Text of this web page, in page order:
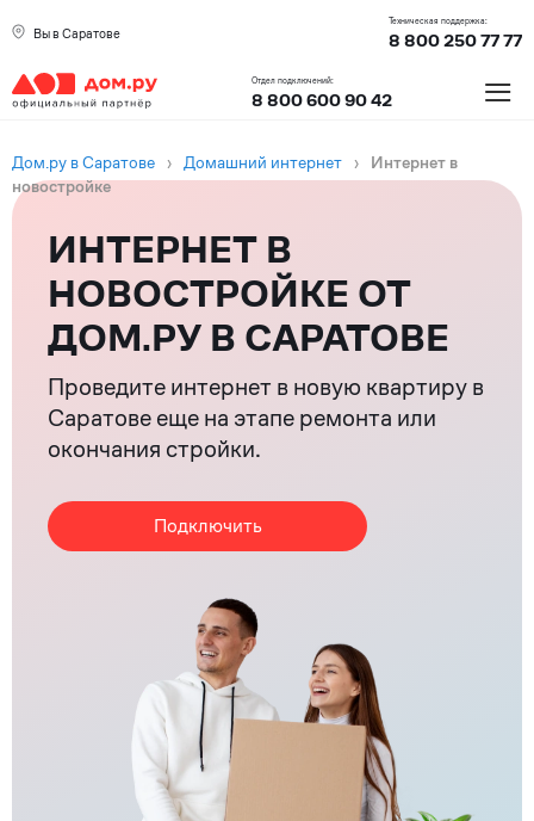
Вы в Саратове
Техническая поддержка:
8 800 250 77 77
Отдел подключений:
8 800 600 90 42 ≡
Дом.ру в Саратове › Домашний интернет ›
Интернет в
новостройке
ИНТЕРНЕТ В
НОВОСТРОЙКЕ ОТ
ДОМ.РУ В САРАТОВЕ
Проведите интернет в новую квартиру в
Саратове еще на этапе ремонта или
окончания стройки.
Подключить